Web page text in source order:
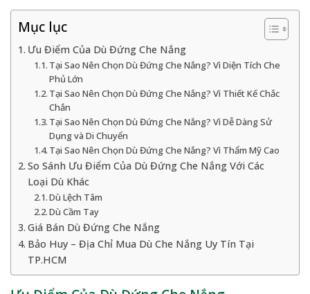
Mục lục
Ưu Điểm Của Dù Đứng Che Nắng
Tại Sao Nên Chọn Dù Đứng Che Nắng? Vì Diện Tích Che
Phủ Lớn
Tại Sao Nên Chọn Dù Đứng Che Nắng? Vì Thiết Kế Chắc
Chắn
Tại Sao Nên Chọn Dù Đứng Che Nắng? Vì Dễ Dàng Sử
Dụng và Di Chuyển
Tại Sao Nên Chọn Dù Đứng Che Nắng? Vì Thẩm Mỹ Cao
So Sánh Ưu Điểm Của Dù Đứng Che Nắng Với Các
Loại Dù Khác
Dù Lệch Tâm
Dù Cầm Tay
Giá Bán Dù Đứng Che Nắng
Bảo Huy – Địa Chỉ Mua Dù Che Nắng Uy Tín Tại
TP.HCM